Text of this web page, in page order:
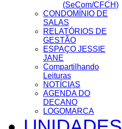
(SeCom/CFCH)
CONDOMÍNIO DE
SALAS
RELATÓRIOS DE
GESTÃO
ESPAÇO JESSIE
JANE
Compartilhando
Leituras
NOTÍCIAS
AGENDA DO
DECANO
LOGOMARCA